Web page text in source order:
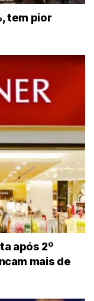
tem pior
após 2º
mais de